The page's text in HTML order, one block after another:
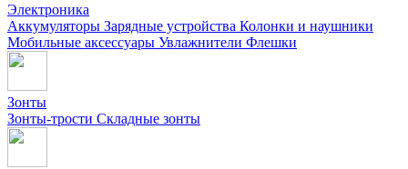
Электроника
Аккумуляторы Зарядные устройства Колонки и наушники
Мобильные аксессуары Увлажнители Флешки
Зонты
Зонты-трости Складные зонты